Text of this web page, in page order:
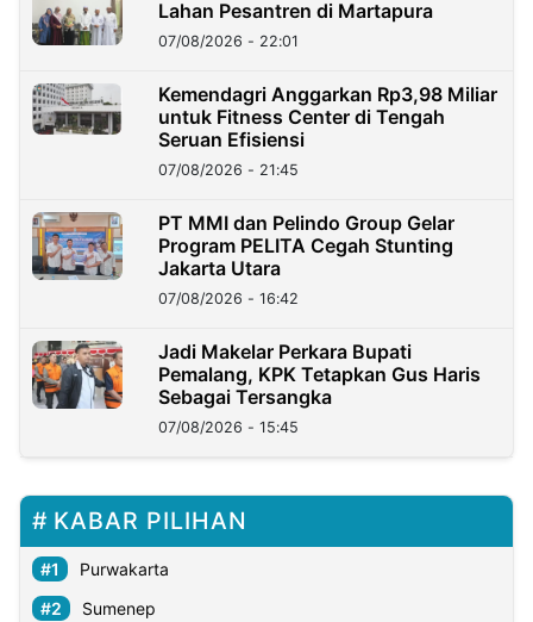
Lahan Pesantren di Martapura
07/08/2026 - 22:01
Kemendagri Anggarkan Rp3,98 Miliar
untuk Fitness Center di Tengah
Seruan Efisiensi
07/08/2026 - 21:45
PT MMI dan Pelindo Group Gelar
Program PELITA Cegah Stunting
Jakarta Utara
07/08/2026 - 16:42
Jadi Makelar Perkara Bupati
Pemalang, KPK Tetapkan Gus Haris
Sebagai Tersangka
07/08/2026 - 15:45
KABAR PILIHAN
Purwakarta
Sumenep